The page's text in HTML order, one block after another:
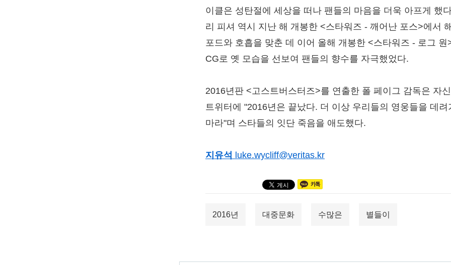
이클은 성탄절에 세상을 떠나 팬들의 마음을 더욱 아프게 했
리 피셔 역시 지난 해 개봉한 <스타워즈 - 깨어난 포스>에서
포드와 호흡을 맞춘 데 이어 올해 개봉한 <스타워즈 - 로그 원
CG로 옛 모습을 선보여 팬들의 향수를 자극했었다.
2016년판 <고스트버스터즈>를 연출한 폴 페이그 감독은 자신
트위터에 "2016년은 끝났다. 더 이상 우리들의 영웅들을 데려
마라"며 스타들의 잇단 죽음을 애도했다.
지유석 luke.wycliff@veritas.kr
2016년 대중문화 수많은 별들이